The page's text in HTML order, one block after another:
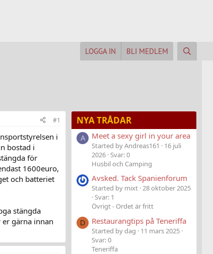
LOGGA IN BLI MEDLEM
#1
i
bostad i
för
1600euro,
och batteriet
stängda
gärna innan
NYA TRÅDAR
A Meet a sexy girl in your area
Started by Andreas161
16 juli
2026 Svar: 0
Husbil och Camping
Avsked. Tack Spanienforum
Started by mixt 28 oktober 2025
Svar: 1
Övrigt - Ordet är fritt
D Restaurangtips på Teneriffa
Started by dag
11 mars 2025
Svar: 0
Teneriffa